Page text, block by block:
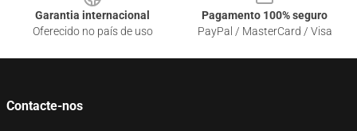
Garantia internacional
Oferecido no país de uso
Pagamento 100% seguro
PayPal / MasterCard / Visa
Contacte-nos